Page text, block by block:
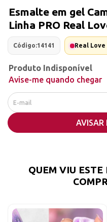
Esmalte em gel
Linha PRO Real
Código:14141 Real
Produto Indisponível
Avise-me quando chegar
AVISAR
QUEM VIU